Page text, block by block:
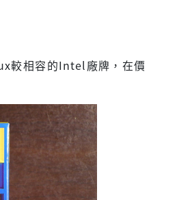
較相容的Intel廠牌，在價